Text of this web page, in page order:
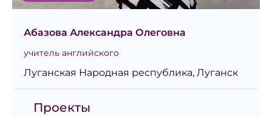
Абазова Александра Олеговна
учитель английского
Луганская Народная республика, Луганск
Проекты